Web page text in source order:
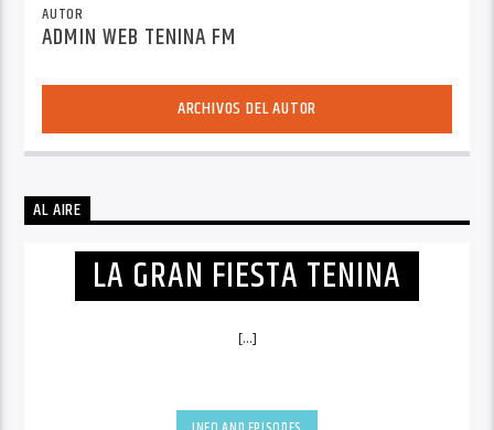
AUTOR
ADMIN WEB TENINA FM
ARCHIVOS DEL AUTOR
AL AIRE
LA GRAN FIESTA TENINA
[...]